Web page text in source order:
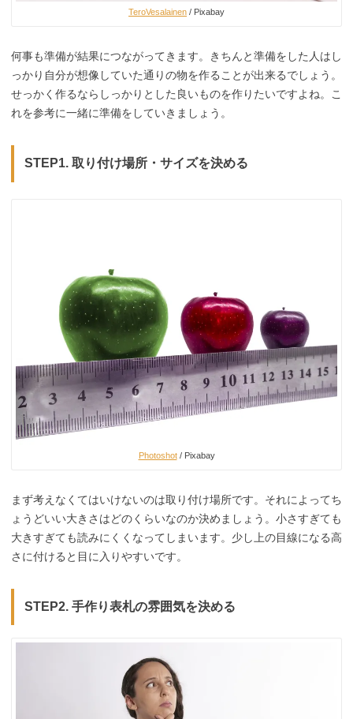
TeroVesalainen / Pixabay
何事も準備が結果につながってきます。きちんと準備をした人はし
っかり自分が想像していた通りの物を作ることが出来るでしょう。
せっかく作るならしっかりとした良いものを作りたいですよね。こ
れを参考に一緒に準備をしていきましょう。
STEP1. 取り付け場所・ サイズを決める
Photoshot/ Pixabay
まず考えなくてはいけないのは取り付け場所です。それによってち
ょうどいい大きさはどのくらいなのか決めましょう。小さすぎても
大きすぎても読みにくくなってしまいます。少し上の目線になる高
さに付けると目に入りやすいです。
STEP2. 手作り表札の雰囲気を決める